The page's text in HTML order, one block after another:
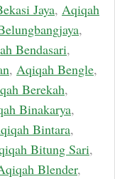
Jaya, Aqiqah
,
Bendasari,
, Aqiqah Bengle,
Berekah,
Binakarya,
Bintara,
Bitung Sari,
Blender,